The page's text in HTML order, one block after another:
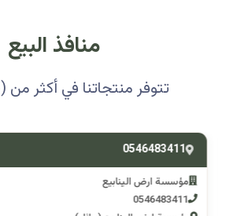
منافذ البيع
تتوفر منتجاتنا في أكثر من (16) مدينه
0546483411
مؤسسة ارض الينابيع
0546483411